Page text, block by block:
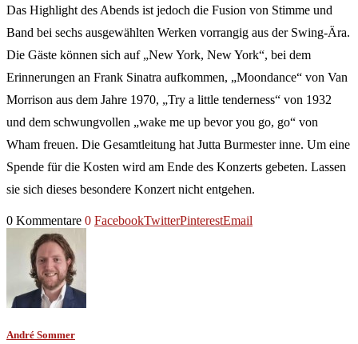
Das Highlight des Abends ist jedoch die Fusion von Stimme und
Band bei sechs ausgewählten Werken vorrangig aus der Swing-Ära.
Die Gäste können sich auf „New York, New York“, bei dem
Erinnerungen an Frank Sinatra aufkommen, „Moondance“ von Van
Morrison aus dem Jahre 1970, „Try a little tenderness“ von 1932
und dem schwungvollen „wake me up bevor you go, go“ von
Wham freuen. Die Gesamtleitung hat Jutta Burmester inne. Um eine
Spende für die Kosten wird am Ende des Konzerts gebeten. Lassen
sie sich dieses besondere Konzert nicht entgehen.
0 Kommentare 0 FacebookTwitterPinterestEmail
André Sommer